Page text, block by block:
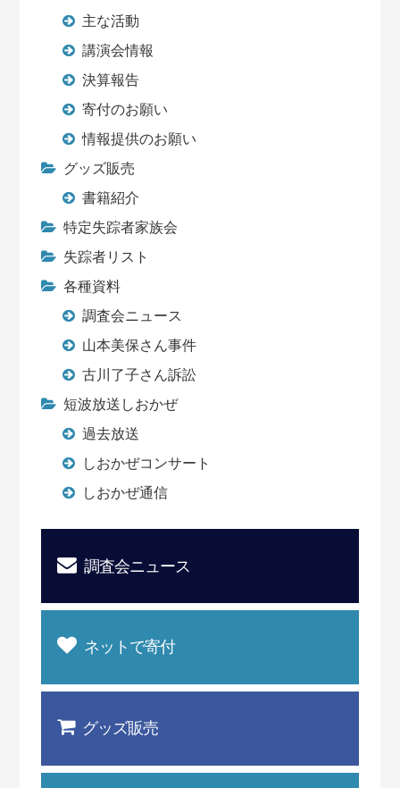
主な活動
講演会情報
決算報告
寄付のお願い
情報提供のお願い
グッズ販売
書籍紹介
特定失踪者家族会
失踪者リスト
各種資料
調査会ニュース
山本美保さん事件
古川了子さん訴訟
短波放送しおかぜ
過去放送
しおかぜコンサート
しおかぜ通信
調査会ニュース
ネットで寄付
グッズ販売